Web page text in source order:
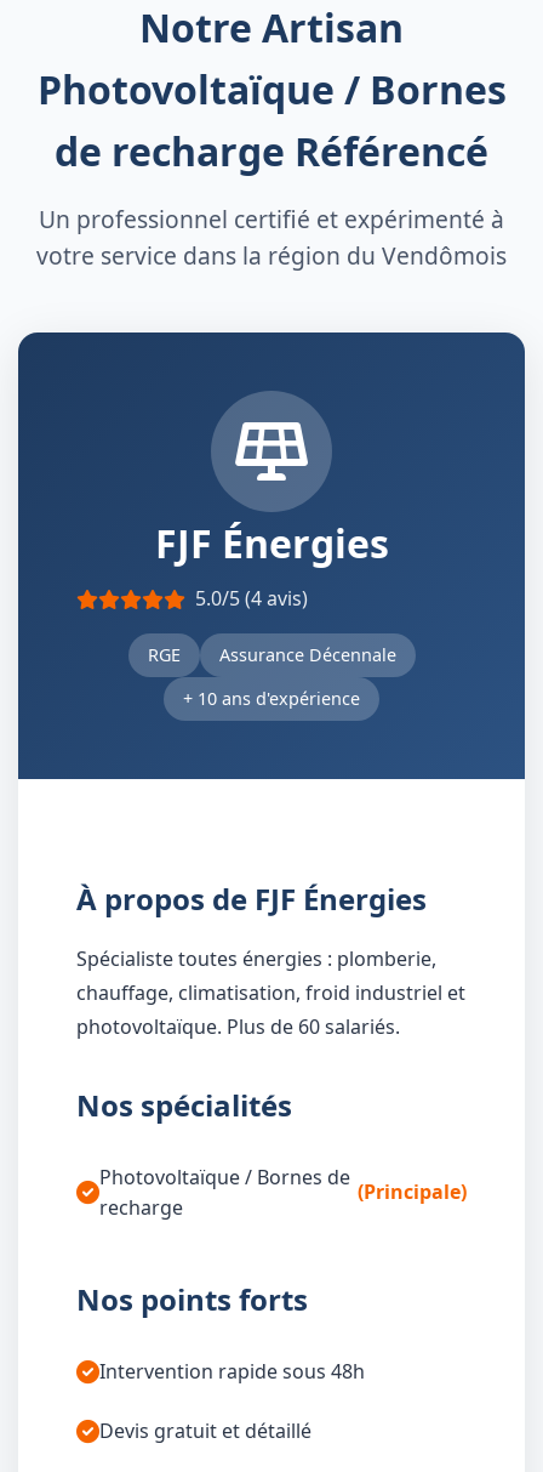
Notre Artisan
Photovoltaïque / Bornes
de recharge Référencé
Un professionnel certifié et expérimenté à
votre service dans la région du Vendômois
FJF Énergies
5.0/5 (4 avis)
RGE
Assurance Décennale
+ 10 ans d'expérience
À propos de FJF Énergies
Spécialiste toutes énergies : plomberie,
chauffage, climatisation, froid industriel et
photovoltaïque. Plus de 60 salariés.
Nos spécialités
Photovoltaïque / Bornes de
recharge
(Principale)
Nos points forts
Intervention rapide sous 48h
Devis gratuit et détaillé